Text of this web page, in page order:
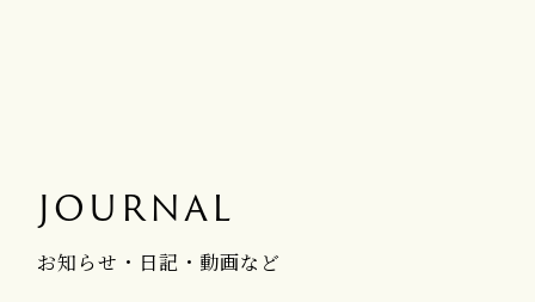
JOURNAL
お知らせ・日記・動画など